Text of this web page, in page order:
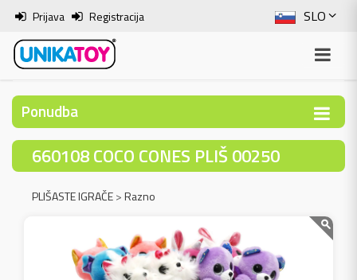
SLO
ENG
ITA
BOS
Prijava Registracija
Ponudba
660108 COCO CONES PLIŠ 00250
PLIŠASTE IGRAČE>Razno